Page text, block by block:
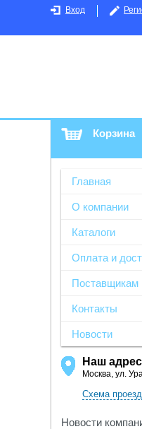
Вход
Корзина
Главная
О компании
Каталоги
Оплата и
Поставщикам
Контакты
Новости
Наш
Москва, ул.
Схема
Новости